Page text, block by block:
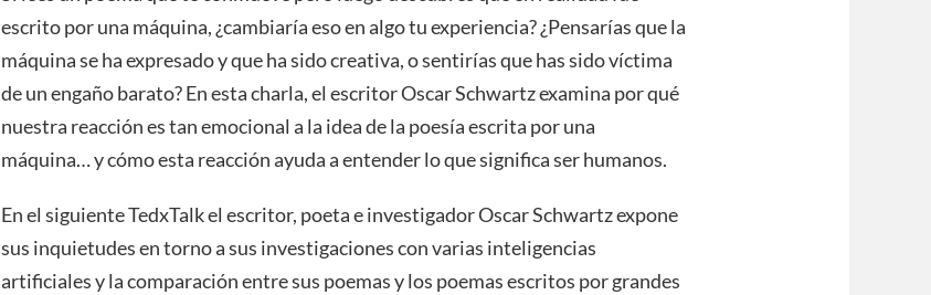
escrito por una máquina, ¿cambiaría eso en algo tu experiencia? ¿Pensarías que la
máquina se ha expresado y que ha sido creativa, o sentirías que has sido víctima
de un engaño barato? En esta charla, el escritor Oscar Schwartz examina por qué
nuestra reacción es tan emocional a la idea de la poesía escrita por una
máquina… y cómo esta reacción ayuda a entender lo que significa ser humanos.
En el siguiente TedxTalk el escritor, poeta e investigador Oscar Schwartz expone
sus inquietudes en torno a sus investigaciones con varias inteligencias
artificiales y la comparación entre sus poemas y los poemas escritos por grandes